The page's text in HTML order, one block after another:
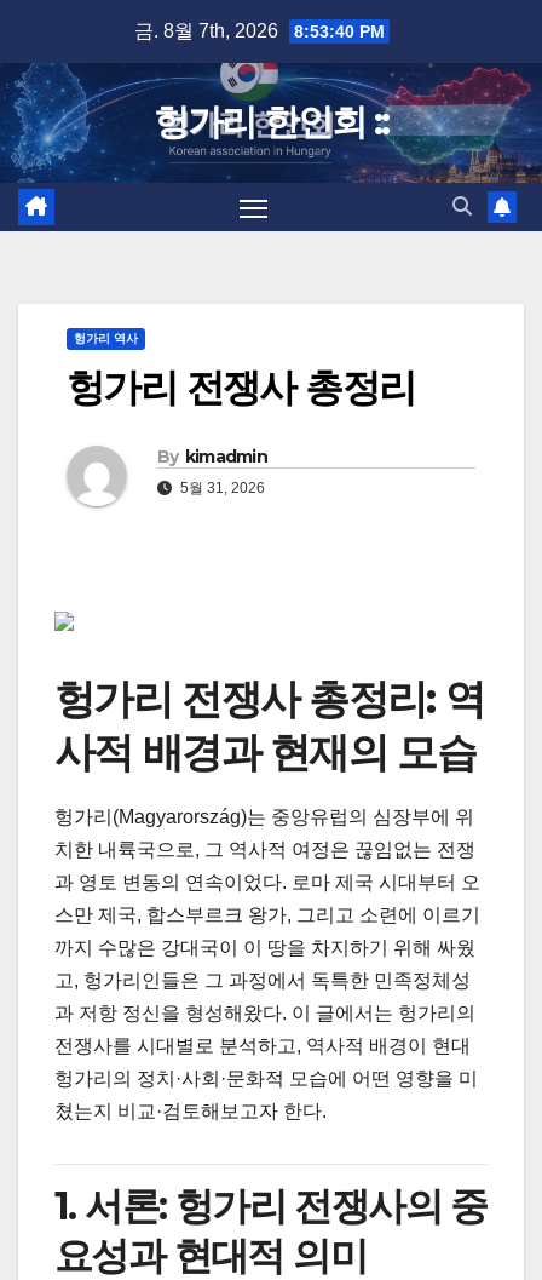
content
금. 8월 7th, 2026 8:53:41 PM
헝가리 한인회 ::
헝가리 역사
헝가리 전쟁사 총정리
By kimadmin
5월 31, 2026
헝가리 전쟁사 총정리: 역
사적 배경과 현재의 모습
헝가리(Magyarország)는 중앙유럽의 심장부에 위
치한 내륙국으로, 그 역사적 여정은 끊임없는 전쟁
과 영토 변동의 연속이었다. 로마 제국 시대부터 오
스만 제국, 합스부르크 왕가, 그리고 소련에 이르기
까지 수많은 강대국이 이 땅을 차지하기 위해 싸웠
고, 헝가리인들은 그 과정에서 독특한 민족정체성
과 저항 정신을 형성해왔다. 이 글에서는 헝가리의
전쟁사를 시대별로 분석하고, 역사적 배경이 현대
헝가리의 정치·사회·문화적 모습에 어떤 영향을 미
쳤는지 비교·검토해보고자 한다.
1. 서론: 헝가리 전쟁사의 중
요성과 현대적 의미